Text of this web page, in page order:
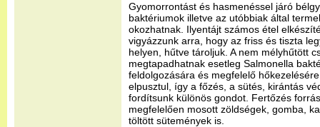
Gyomorrontást és hasmenéssel járó
baktériumok illetve az utóbbiak által
okozhatnak. Ilyentájt számos étel
vigyázzunk arra, hogy az friss és tiszta
helyen, hűtve tároljuk. A nem mélyhűtött
megtapadhatnak esetleg Salmonella
feldolgozására és megfelelő
elpusztul, így a főzés, a sütés, kirántás
fordítsunk különös gondot. Fertőzés
megfelelően mosott zöldségek, gomba,
töltött sütemények is.